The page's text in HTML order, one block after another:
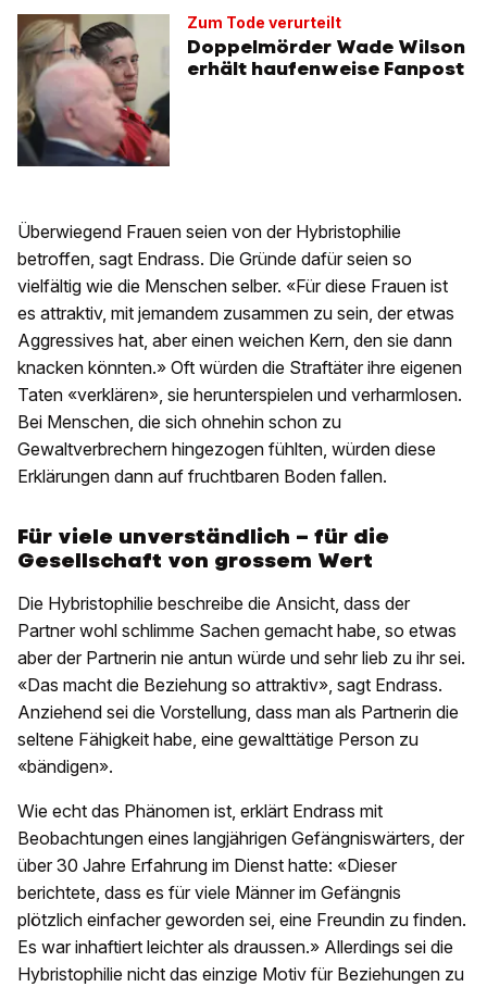
Zum Tode verurteilt
Doppelmörder Wade Wilson
erhält haufenweise Fanpost
Überwiegend Frauen seien von der Hybristophilie
betroffen, sagt Endrass. Die Gründe dafür seien so
vielfältig wie die Menschen selber. «Für diese Frauen ist
es attraktiv, mit jemandem zusammen zu sein, der etwas
Aggressives hat, aber einen weichen Kern, den sie dann
knacken könnten.» Oft würden die Straftäter ihre eigenen
Taten «verklären», sie herunterspielen und verharmlosen.
Bei Menschen, die sich ohnehin schon zu
Gewaltverbrechern hingezogen fühlten, würden diese
Erklärungen dann auf fruchtbaren Boden fallen.
Für viele unverständlich – für die
Gesellschaft von grossem Wert
Die Hybristophilie beschreibe die Ansicht, dass der
Partner wohl schlimme Sachen gemacht habe, so etwas
aber der Partnerin nie antun würde und sehr lieb zu ihr sei.
«Das macht die Beziehung so attraktiv», sagt Endrass.
Anziehend sei die Vorstellung, dass man als Partnerin die
seltene Fähigkeit habe, eine gewalttätige Person zu
«bändigen».
Wie echt das Phänomen ist, erklärt Endrass mit
Beobachtungen eines langjährigen Gefängniswärters, der
über 30 Jahre Erfahrung im Dienst hatte: «Dieser
berichtete, dass es für viele Männer im Gefängnis
plötzlich einfacher geworden sei, eine Freundin zu finden.
Es war inhaftiert leichter als draussen.» Allerdings sei die
Hybristophilie nicht das einzige Motiv für Beziehungen zu